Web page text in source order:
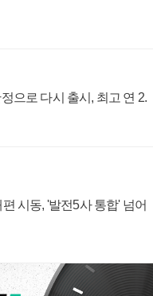
으로 다시 출시, 최고 연 2.
시동, '발전5사 통합' 넘어